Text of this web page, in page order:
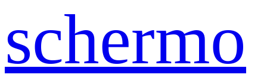
schermo